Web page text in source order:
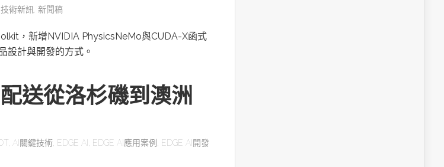
技術新訊 新聞稿
，新增NVIDIA PhysicsNeMo與CUDA-X函式
設計與開發的方式。
送從洛杉磯到澳洲
AI關鍵技術 EDGE AI EDGE AI應用案例 EDGE AI開發